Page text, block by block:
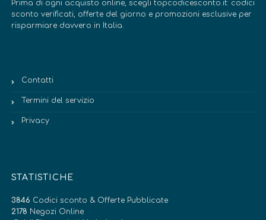
Prima di ogni acquisto online, scegli topcodicesconto.it: codici
sconto verificati, offerte del giorno e promozioni esclusive per
risparmiare davvero in Italia.
Contatti
Termini del servizio
Privacy
STATISTICHE
3846 Codici sconto & Offerte Pubblicate
2178 Negozi Online